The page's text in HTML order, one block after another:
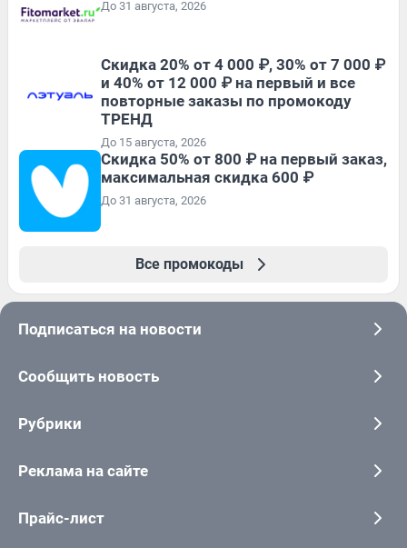
До 31 августа, 2026
Скидка 20% от 4 000 ₽, 30% от 7 000 ₽
и 40% от 12 000 ₽ на первый и все
повторные заказы по промокоду
ТРЕНД
До 15 августа, 2026
Скидка 50% от 800 ₽ на первый заказ,
максимальная скидка 600 ₽
До 31 августа, 2026
Все промокоды
Подписаться на новости
Сообщить новость
Рубрики
Реклама на сайте
Прайс-лист